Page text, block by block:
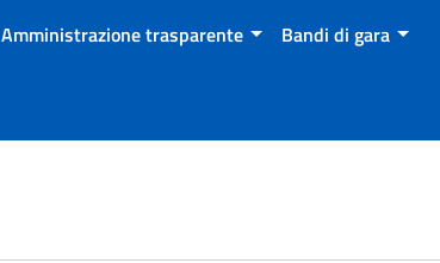
Amministrazione trasparente Bandi di gara